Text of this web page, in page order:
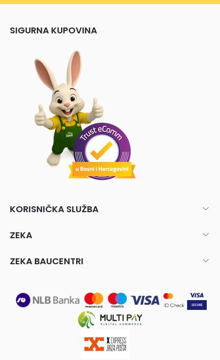
SIGURNA KUPOVINA
KORISNIČKA SLUŽBA
ZEKA
ZEKA BAUCENTRI